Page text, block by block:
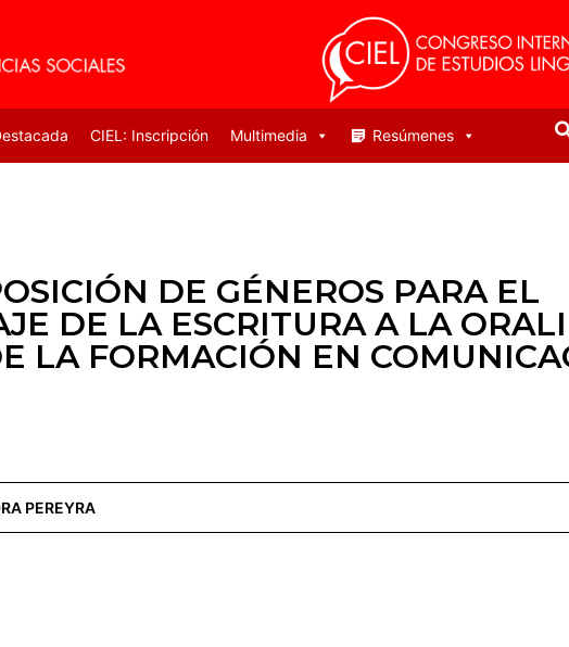
CIEL: Inscripción Multimedia Resúmenes
DE GÉNEROS PARA EL
DE LA ESCRITURA A LA
LA FORMACIÓN EN
PEREYRA